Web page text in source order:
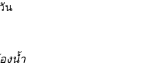
น
งน้ำ